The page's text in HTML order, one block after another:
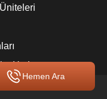
Hemen Ara
Hatları